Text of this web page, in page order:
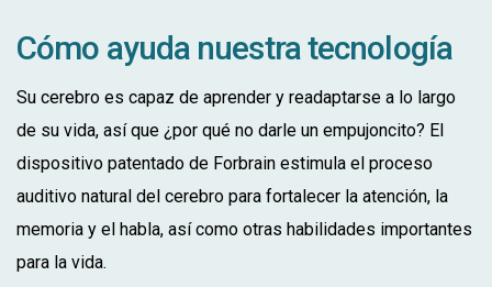
Cómo ayuda nuestra tecnología
Su cerebro es capaz de aprender y readaptarse a lo largo
de su vida, así que ¿por qué no darle un empujoncito? El
dispositivo patentado de Forbrain estimula el proceso
auditivo natural del cerebro para fortalecer la atención, la
memoria y el habla, así como otras habilidades importantes
para la vida.